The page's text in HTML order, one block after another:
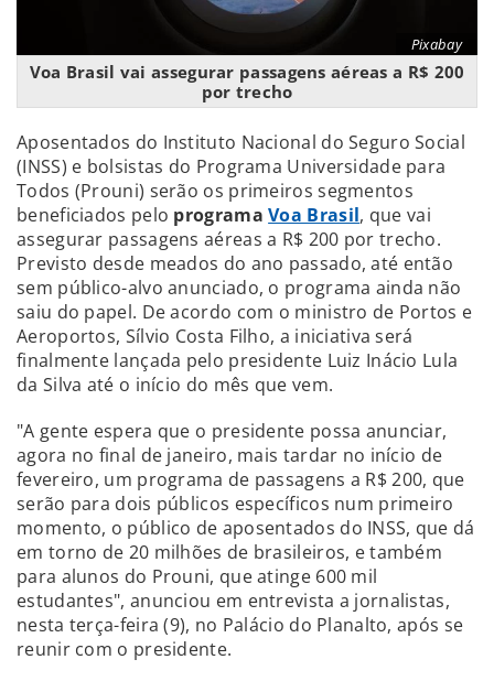
Pixabay
Voa Brasil vai assegurar passagens aéreas a R$ 200
por trecho
Aposentados do Instituto Nacional do Seguro Social
(INSS) e bolsistas do Programa Universidade para
Todos (Prouni) serão os primeiros segmentos
beneficiados pelo programaVoa Brasil, que vai
assegurar passagens aéreas a R$ 200 por trecho.
Previsto desde meados do ano passado, até então
sem público-alvo anunciado, o programa ainda não
saiu do papel. De acordo com o ministro de Portos e
Aeroportos, Sílvio Costa Filho, a iniciativa será
finalmente lançada pelo presidente Luiz Inácio Lula
da Silva até o início do mês que vem.
"A gente espera que o presidente possa anunciar,
agora no final de janeiro, mais tardar no início de
fevereiro, um programa de passagens a R$ 200, que
serão para dois públicos específicos num primeiro
momento, o público de aposentados do INSS, que dá
em torno de 20 milhões de brasileiros, e também
para alunos do Prouni, que atinge 600 mil
estudantes", anunciou em entrevista a jornalistas,
nesta terça-feira (9), no Palácio do Planalto, após se
reunir com o presidente.